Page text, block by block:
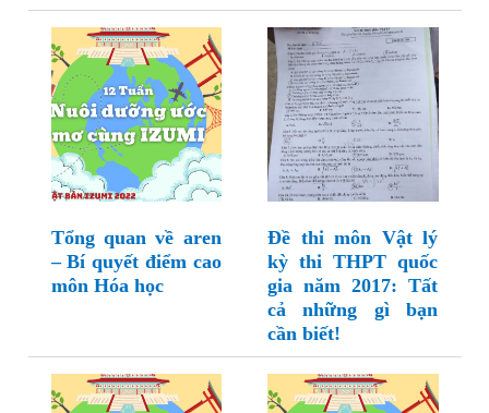
Tổng quan về aren
– Bí quyết điểm cao
môn Hóa học
Đề thi môn Vật lý
kỳ thi THPT quốc
gia năm 2017: Tất
cả những gì bạn
cần biết!